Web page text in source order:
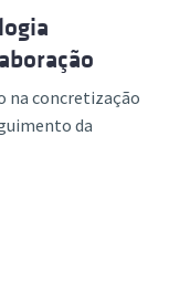
na concretização
da